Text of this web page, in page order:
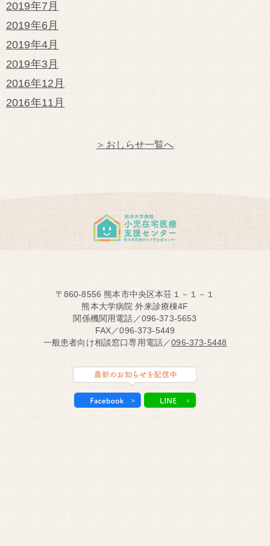
2019年7月
2019年6月
2019年4月
2019年3月
2016年12月
2016年11月
＞おしらせ一覧へ
〒860-8556 熊本市中央区本荘１－１－１
熊本大学病院 外来診療棟4F
関係機関用電話／096-373-5653
FAX／096-373-5449
一般患者向け相談窓口専用電話／096-373-5448